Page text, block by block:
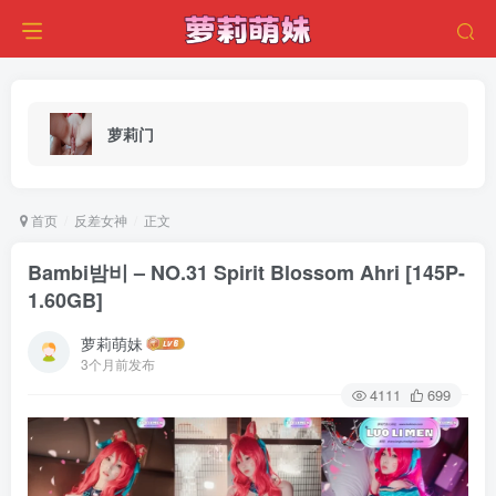
萝莉门
首页 反差女神 正文
Bambi밤비 – NO.31 Spirit Blossom Ahri [145P-
1.60GB]
萝莉萌妹
3个月前发布
4111 699